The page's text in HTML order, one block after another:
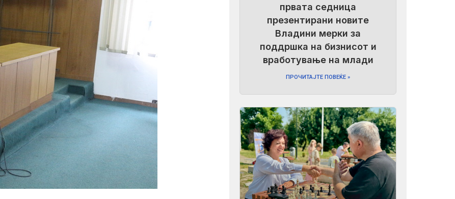
првата седница
презентирани новите
Владини мерки за
поддршка на бизнисот и
вработување на млади
ПРОЧИТАЈТЕ ПОВЕЌЕ »